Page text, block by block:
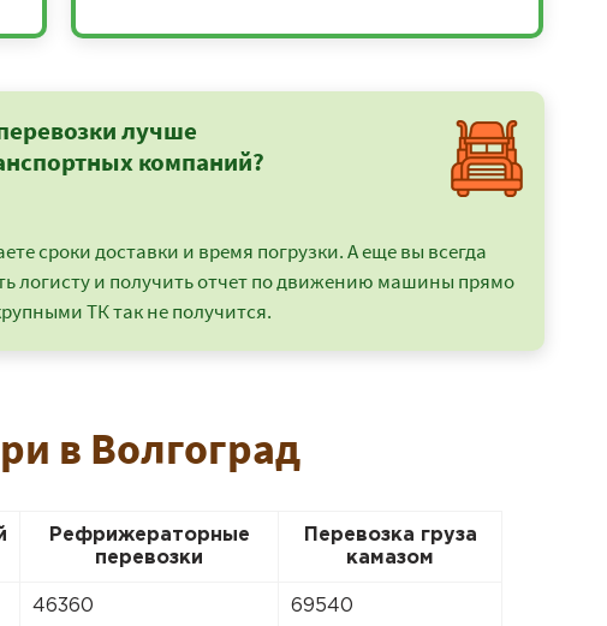
лучше
компаний?
сроки доставки и время погрузки. А еще вы всегда
логисту и получить отчет по движению машины прямо
ТК так не получится.
в Волгоград
Рефрижераторные
перевозки
Перевозка груза
камазом
46360 69540